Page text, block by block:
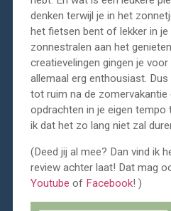
denken terwijl je in het
het fietsen bent of lekker in
zonnestralen aan het
creatievelingen gingen je
allemaal erg enthousiast.
tot ruim na de zomervakantie
opdrachten in je eigen tempo
ik dat het zo lang niet zal
(Deed jij al mee? Dan vind ik
review achter laat! Dat mag
Youtube of Facebook! )